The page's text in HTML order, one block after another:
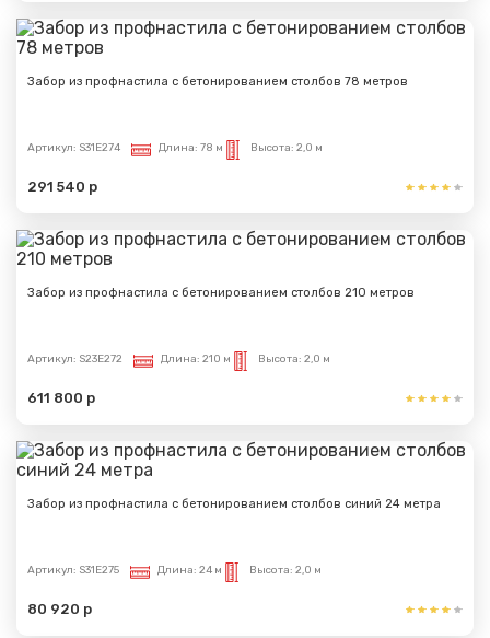
Забор из профнастила с бетонированием столбов 78 метров
Артикул: S31E274 Длина: 78 м Высота: 2,0 м
291 540 р
Забор из профнастила с бетонированием столбов 210 метров
Артикул: S23E272 Длина: 210 м Высота: 2,0 м
611 800 р
Забор из профнастила с бетонированием столбов синий 24 метра
Артикул: S31E275 Длина: 24 м Высота: 2,0 м
80 920 р